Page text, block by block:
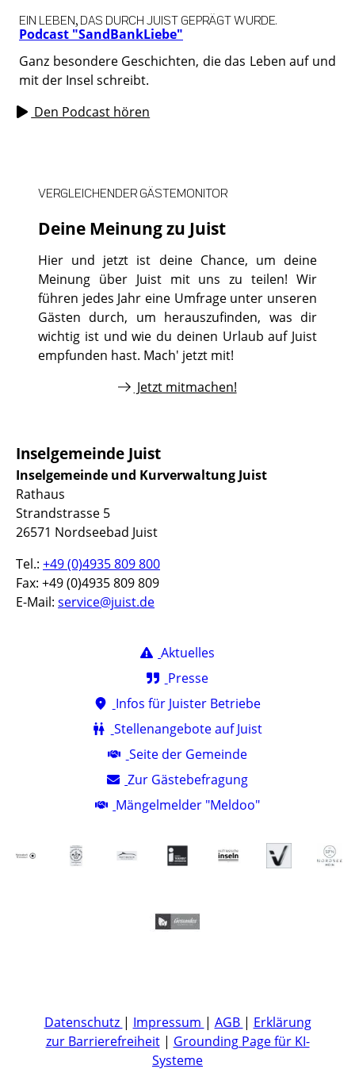
Podcast "SandBankLiebe"
EIN LEBEN, DAS DURCH JUIST GEPRÄGT WURDE.
Ganz besondere Geschichten, die das Leben auf und
mit der Insel schreibt.
Den Podcast hören
Deine Meinung zu Juist
VERGLEICHENDER GÄSTEMONITOR
Hier und jetzt ist deine Chance, um deine
Meinung über Juist mit uns zu teilen! Wir
führen jedes Jahr eine Umfrage unter unseren
Gästen durch, um herauszufinden, was dir
wichtig ist und wie du deinen Urlaub auf Juist
empfunden hast. Mach' jetzt mit!
Jetzt mitmachen!
Inselgemeinde Juist
Inselgemeinde und Kurverwaltung Juist
Rathaus
Strandstrasse 5
26571 Nordseebad Juist
Tel.: +49 (0)4935 809 800
Fax: +49 (0)4935 809 809
E-Mail: service@juist.de
Aktuelles
Presse
Infos für Juister Betriebe
Stellenangebote auf Juist
Seite der Gemeinde
Zur Gästebefragung
Mängelmelder "Meldoo"
Datenschutz | Impressum | AGB | Erklärung
zur Barrierefreiheit| Grounding Page für KI-
Systeme